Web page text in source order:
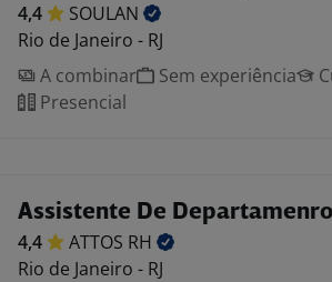
4,4
SOULAN
Rio de Janeiro - RJ
A combinar
Sem experiência
Presencial
Assistente De
4,4 ATTOS RH
Rio de Janeiro - RJ